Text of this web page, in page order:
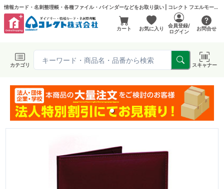
情報カード・名刺整理帳・各種ファイル・バインダーなどをお取り扱い | コレクト フエルモール店
カート お気に入り
会員登録/
ログイン
お問合せ
カテゴリ スキャナー